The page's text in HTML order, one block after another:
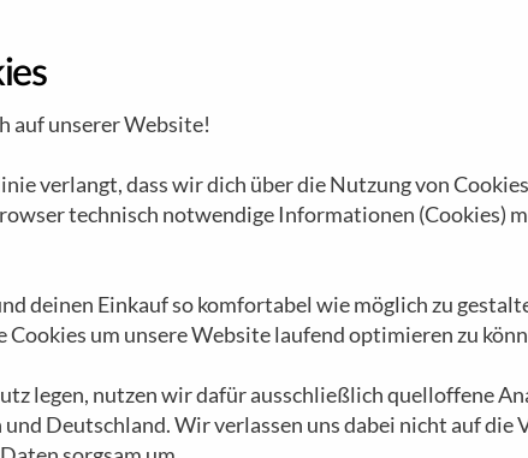
auf unserer Website!
verlangt, dass wir dich über die Nutzung von
technisch notwendige Informationen (Cookies)
deinen Einkauf so komfortabel wie möglich zu
um unsere Website laufend optimieren zu
legen, nutzen wir dafür ausschließlich quelloffene
Deutschland. Wir verlassen uns dabei nicht auf die